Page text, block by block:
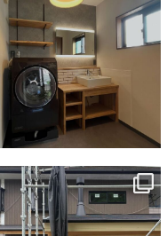
tomohouseinc
6月 3